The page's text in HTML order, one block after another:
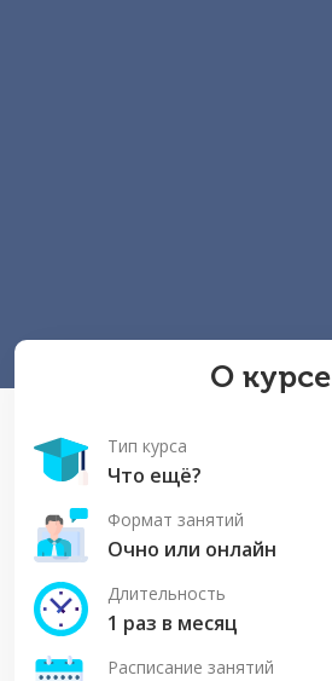
О курсе
Тип курса
Что ещё?
Формат занятий
Очно или онлайн
Длительность
1 раз в месяц
Расписание занятий